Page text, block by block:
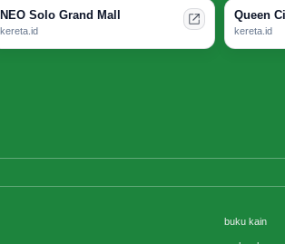
NEO Solo Grand Mall
kereta.id
Queen
kereta.id
buku kain